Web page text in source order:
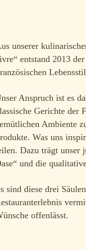
unserer
entstand 2013
Anspruch ist es
Gerichte der
Ambiente
Was uns
Dazu trägt unser
und die
sind diese drei
offenlässt.